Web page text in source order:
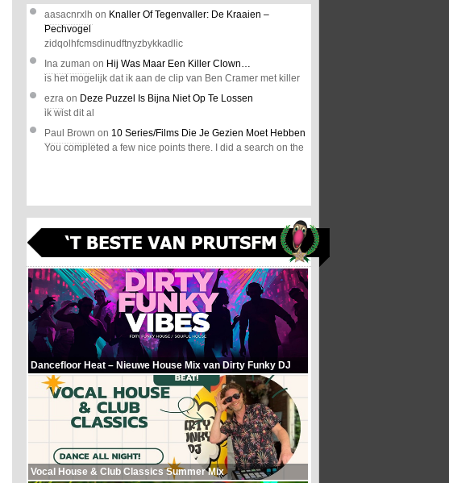
aasacnrxlh on Knaller Of Tegenvaller: De Kraaien –
Pechvogel
zidqolhfcmsdinudftnyzbykkadlic
Ina zuman on Hij Was Maar Een Killer Clown…
is het mogelijk dat ik aan de clip van Ben Cramer met killer
ezra on Deze Puzzel Is Bijna Niet Op Te Lossen
ik wist dit al
Paul Brown on 10 Series/Films Die Je Gezien Moet Hebben
You completed a few nice points there. I did a search on the
Dancefloor Heat – Nieuwe House Mix van Dirty Funky DJ
Vocal House & Club Classics Summer Mix